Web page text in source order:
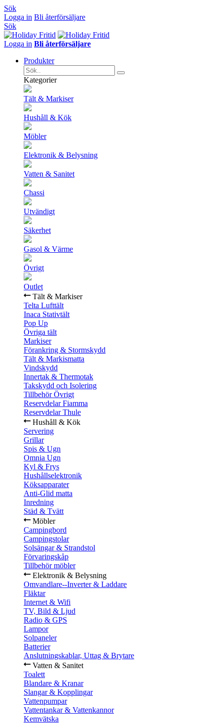
Sök
Logga in Bli återförsäljare
Sök
Logga in Bli återförsäljare
Produkter
Kategorier
Tält & Markiser
Hushåll & Kök
Möbler
Elektronik & Belysning
Vatten & Sanitet
Chassi
Utvändigt
Säkerhet
Gasol & Värme
Övrigt
Outlet
Tält & Markiser
Telta Lufttält
Inaca Stativtält
Pop Up
Övriga tält
Markiser
Förankring & Stormskydd
Tält & Markismatta
Vindskydd
Innertak & Thermotak
Takskydd och Isolering
Tillbehör Övrigt
Reservdelar Fiamma
Reservdelar Thule
Hushåll & Kök
Servering
Grillar
Spis & Ugn
Omnia Ugn
Kyl & Frys
Hushållselektronik
Köksapparater
Anti-Glid matta
Inredning
Städ & Tvätt
Möbler
Campingbord
Campingstolar
Solsängar & Strandstol
Förvaringskåp
Tillbehör möbler
Elektronik & Belysning
Omvandlare--Inverter & Laddare
Fläktar
Internet & Wifi
TV, Bild & Ljud
Radio & GPS
Lampor
Solpaneler
Batterier
Anslutningskablar, Uttag & Brytare
Vatten & Sanitet
Toalett
Blandare & Kranar
Slangar & Kopplingar
Vattenpumpar
Vattentankar & Vattenkannor
Kemvätska